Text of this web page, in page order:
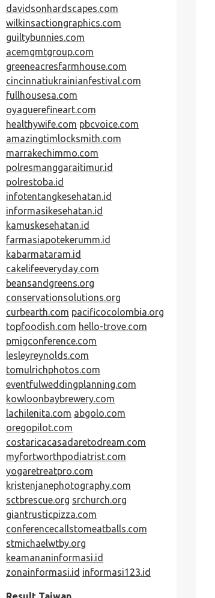
davidsonhardscapes.com
wilkinsactiongraphics.com
guiltybunnies.com
acemgmtgroup.com
greeneacresfarmhouse.com
cincinnatiukrainianfestival.com
fullhousesa.com
oyaguerefineart.com
healthywife.com pbcvoice.com
amazingtimlocksmith.com
marrakechimmo.com
polresmanggaraitimur.id
polrestoba.id
infotentangkesehatan.id
informasikesehatan.id
kamuskesehatan.id
farmasiapotekerumm.id
kabarmataram.id
cakelifeeveryday.com
beansandgreens.org
conservationsolutions.org
curbearth.com pacificocolombia.org
topfoodish.com hello-trove.com
pmigconference.com
lesleyreynolds.com
tomulrichphotos.com
eventfulweddingplanning.com
kowloonbaybrewery.com
lachilenita.com abgolo.com
oregopilot.com
costaricacasadaretodream.com
myfortworthpodiatrist.com
yogaretreatpro.com
kristenjanephotography.com
sctbrescue.org srchurch.org
giantrusticpizza.com
conferencecallstomeatballs.com
stmichaelwtby.org
keamananinformasi.id
zonainformasi.id informasi123.id